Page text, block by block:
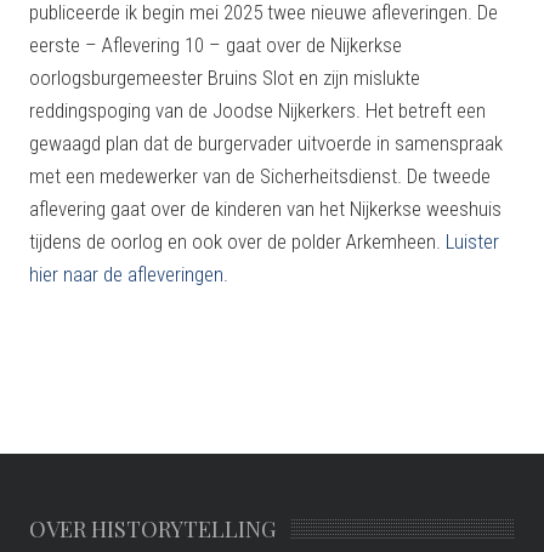
publiceerde ik begin mei 2025 twee nieuwe afleveringen. De
eerste – Aflevering 10 – gaat over de Nijkerkse
oorlogsburgemeester Bruins Slot en zijn mislukte
reddingspoging van de Joodse Nijkerkers. Het betreft een
gewaagd plan dat de burgervader uitvoerde in samenspraak
met een medewerker van de Sicherheitsdienst. De tweede
aflevering gaat over de kinderen van het Nijkerkse weeshuis
tijdens de oorlog en ook over de polder Arkemheen. Luister
hier naar de afleveringen.
OVER HISTORYTELLING